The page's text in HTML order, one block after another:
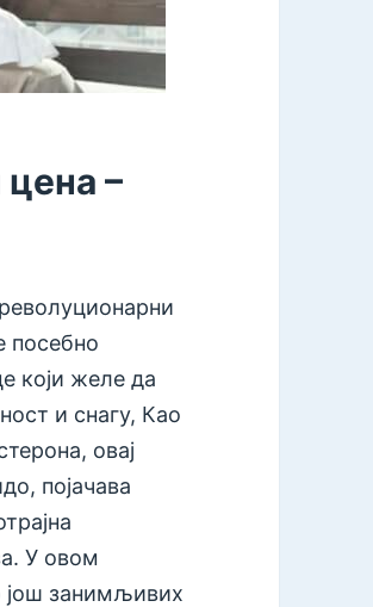
–
револуционарни
посебно
који желе да
и снагу, Као
овај
појачава
У овом
још занимљивих